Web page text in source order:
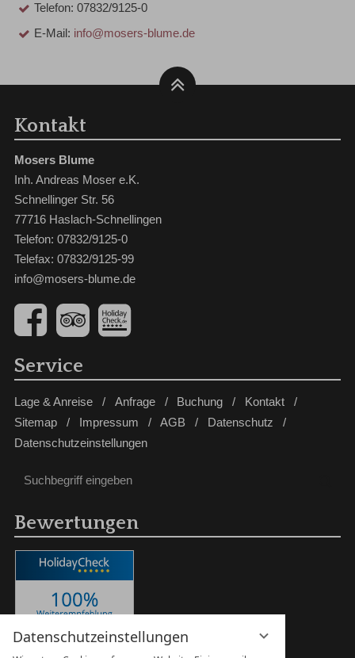
Datenschutzeinstellungen
Telefon: 07832/9125-0
E-Mail: info@mosers-blume.de
Kontakt
Mosers Blume
Inh. Andreas Moser e.K.
Schnellinger Str. 56
77716 Haslach-Schnellingen
Telefon: 07832/9125-0
Telefax: 07832/9125-99
info@mosers-blume.de
Service
Lage & Anreise Anfrage Buchung
Kontakt
Sitemap
Impressum AGB
Datenschutz
Datenschutzeinstellungen
Suchbegriff
Bewertungen